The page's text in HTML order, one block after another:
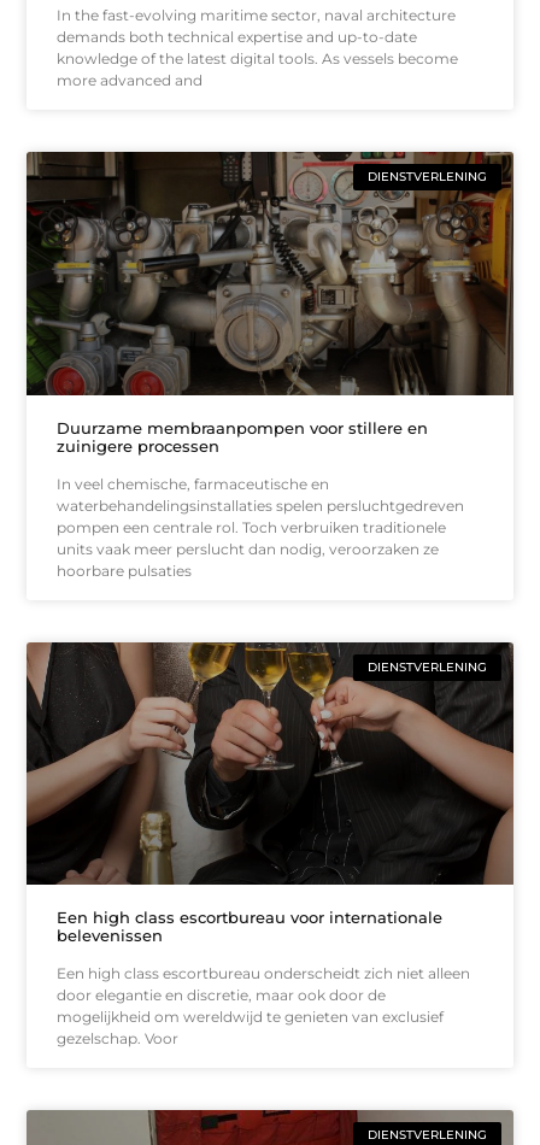
In the fast-evolving maritime sector, naval architecture
demands both technical expertise and up-to-date
knowledge of the latest digital tools. As vessels become
more advanced and
DIENSTVERLENING
Duurzame membraanpompen voor stillere en
zuinigere processen
In veel chemische, farmaceutische en
waterbehandelingsinstallaties spelen persluchtgedreven
pompen een centrale rol. Toch verbruiken traditionele
units vaak meer perslucht dan nodig, veroorzaken ze
hoorbare pulsaties
DIENSTVERLENING
Een high class escortbureau voor internationale
belevenissen
Een high class escortbureau onderscheidt zich niet alleen
door elegantie en discretie, maar ook door de
mogelijkheid om wereldwijd te genieten van exclusief
gezelschap. Voor
DIENSTVERLENING